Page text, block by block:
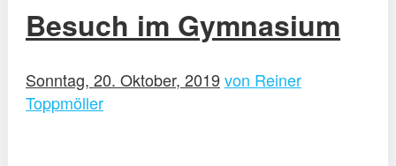
Besuch im Gymnasium
Sonntag, 20. Oktober, 2019 von Reiner
Toppmöller